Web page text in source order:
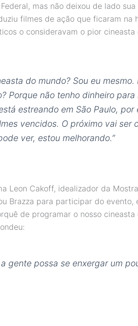
mas não deixou de lado
filmes de ação que ficaram na
o consideravam o pior cineasta
do mundo? Sou eu
Porque não tenho dinheiro
estreando em São Paulo,
vencidos. O próximo vai ser
ver, estou melhorando.”
Leon Cakoff, idealizador da
Brazza para participar do evento,
de programar o nosso cineasta
a gente possa se enxergar um